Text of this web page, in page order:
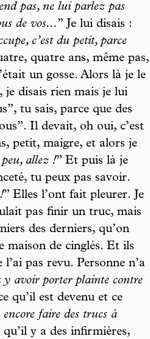
pas, ne lui parlez pas
de vos...” Je lui disais :
c’est du petit, parce
quatre ans, même pas,
un gosse. Alors là je le
je disais rien mais je lui
tu sais, parce que des
Il devait, oh oui, c’est
petit, maigre, et alors je
allez !” Et puis là je
tu peux pas savoir.
” Elles l’ont fait pleurer. Je
pas finir un truc, mais
des derniers, qu’on
maison de cinglés. Et ils
pas revu. Personne n’a
y avoir porter plainte contre
qu’il est devenu et ce
faire des trucs à
qu’il y a des infirmières,